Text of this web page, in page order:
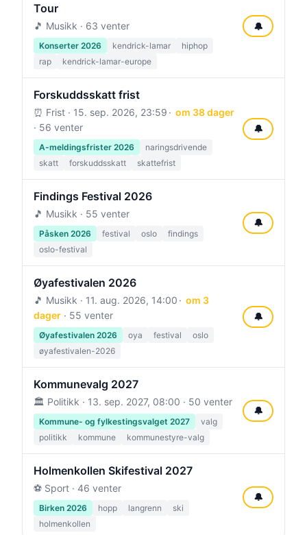
Tour
🎵 Musikk · 63 venter
Konserter 2026 kendrick-lamar
hiphop
rap
kendrick-lamar-europe
🔔
Forskuddsskatt frist
⏰ Frist · 15. sep. 2026, 23:59
om 38 dager
· 56 venter
A-meldingsfrister 2026
naringsdrivende
skatt
forskuddsskatt skattefrist
🔔
Findings Festival 2026
🎵 Musikk · 55 venter
Påsken 2026 festival oslo
findings
oslo-festival
🔔
Øyafestivalen 2026
🎵 Musikk · 11. aug. 2026, 14:00
om 3
dager · 55 venter
Øyafestivalen 2026 oya festival
oslo
øyafestivalen-2026
🔔
Kommunevalg 2027
🏛️ Politikk · 13. sep. 2027, 08:00 · 50 venter
Kommune- og fylkestingsvalget 2027
valg
politikk
kommune kommunestyre-valg
🔔
Holmenkollen Skifestival 2027
⚽ Sport · 46 venter
Birken 2026 hopp langrenn
ski
holmenkollen
🔔